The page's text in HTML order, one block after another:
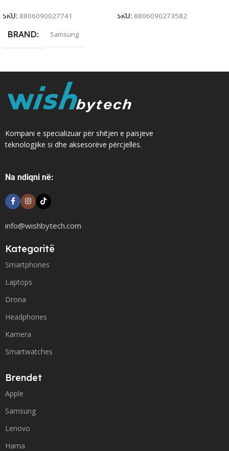
SKU: 8806090027741
BRAND Samsung
SKU: 8806090273582
Kompani e specializuar për shitjen e paisjeve
teknologjike si dhe aksesorëve përcjellës.
Na ndiqni në:
info@wishbytech.com
Kategoritë
Smartphones
Laptops
Drona
Headphones
Kamera
Smartwatches
Brendet
Apple
Samsung
Lenovo
Hama